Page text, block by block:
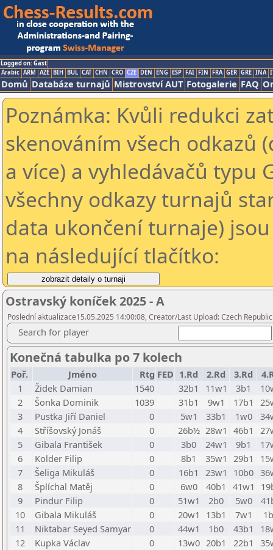
Logged on: Gast
Arabic ARM AZE BIH BUL CAT CHN CRO CZE DEN ENG ESP FAI FIN FRA GER GRE INA
Domů Databáze turnajů Mistrovství AUT Fotogalerie FAQ
Poznámka: Kvůli redukci
skenováním všech odkazů
a více) a vyhledávačů typu
všechny odkazy turnajů
data ukončení turnaje)
na následující tlačítko:
Ostravský koníček 2025 - A
Poslední aktualizace15.05.2025 14:00:08, Creator/Last Upload: Czech
Search for player
Konečná tabulka po 7 kolech
Poř. Jméno Rtg FED 1.Rd 2.Rd 3.Rd
1
Židek Damian 1540 32b1 11w1 3b1
2
Šonka Dominik 1039 31b1 9w1 17b1
3
Pustka Jiří Daniel 0 5w1 33b1 1w0
4
Stříšovský Jonáš 0 26b½ 28w1 46b1
5
Gibala František 0 3b0 24w1 9b1
6
Kolder Filip 0 8b1 35w1 29b1
7
Šeliga Mikuláš 0 16b1 23w1 10b0
8
Šplíchal Matěj 0 6w0 40b1 41w1
9
Pindur Filip 0 51w1 2b0 5w0
10
Gibala Mikuláš 0 20w1 13b1 7w1
11
Niktabar Seyed Samyar 0 44w1 1b0 43b1
12
Kupka Václav 0 13w0 20b1 22b1